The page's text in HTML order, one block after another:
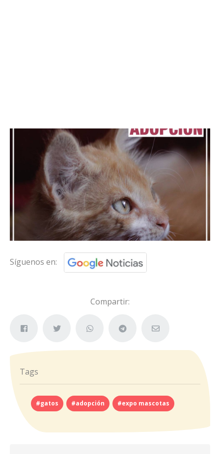
Síguenos en:
Compartir:
Tags
#gatos #adopción #expo mascotas